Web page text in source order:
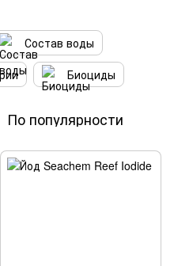
Состав воды
Биоциды
По популярности